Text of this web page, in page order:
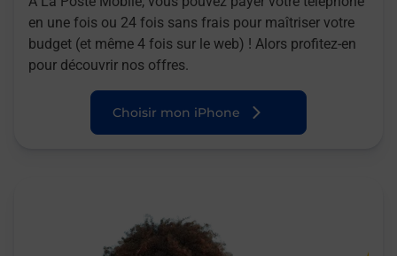
en une fois ou 24 fois sans frais pour maîtriser votre
budget (et même 4 fois sur le web) ! Alors profitez-en
pour découvrir nos offres.
Choisir mon iPhone